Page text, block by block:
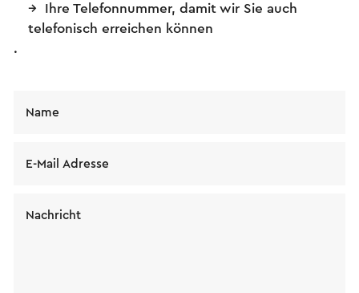
Ihre Telefonnummer, damit wir Sie auch
telefonisch erreichen können
.
Name
E-Mail Adresse
Nachricht